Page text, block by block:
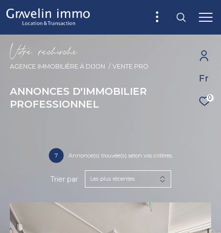
Fr
0
Vore recece
AGENCE IMMOBILIÈRE À DIJON VENTE PRO
ANNONCES D'IMMOBILIER
PROFESSIONNEL
7 Annonce(s) trouvée(s) selon vos critères
Trier par Les plus récentes